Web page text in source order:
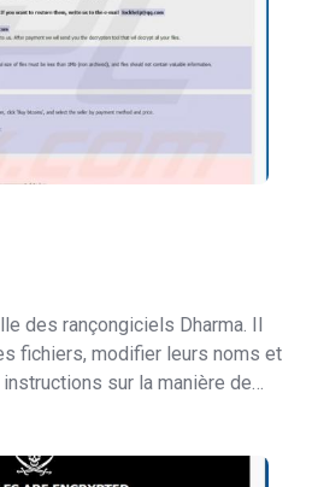
des rançongiciels Dharma. Il
fichiers, modifier leurs noms et
sur la manière de